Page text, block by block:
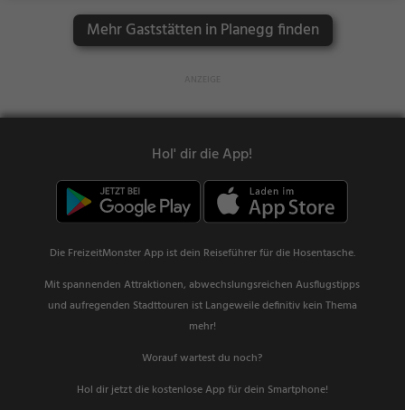
dwiches, Steak Hous
e, Abendessen, Mitta
gessen
Mehr Gaststätten in Planegg finden
Hol' dir die App!
Die FreizeitMonster App ist dein Reiseführer für die Hosentasche.
Mit spannenden Attraktionen, abwechslungsreichen Ausflugstipps
und aufregenden Stadttouren ist Langeweile definitiv kein Thema
mehr!
Worauf wartest du noch?
Hol dir jetzt die kostenlose App für dein Smartphone!